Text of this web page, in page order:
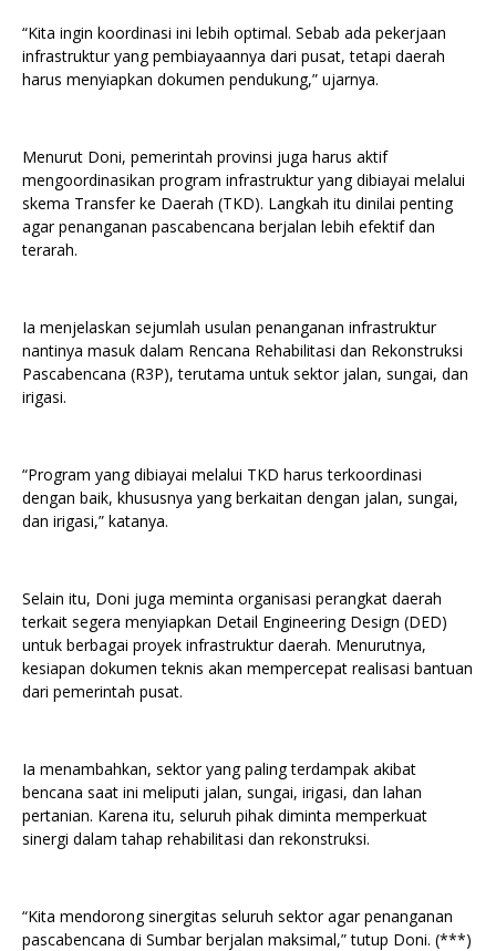
“Kita ingin koordinasi ini lebih optimal. Sebab ada pekerjaan
infrastruktur yang pembiayaannya dari pusat, tetapi daerah
harus menyiapkan dokumen pendukung,” ujarnya.
Menurut Doni, pemerintah provinsi juga harus aktif
mengoordinasikan program infrastruktur yang dibiayai melalui
skema Transfer ke Daerah (TKD). Langkah itu dinilai penting
agar penanganan pascabencana berjalan lebih efektif dan
terarah.
Ia menjelaskan sejumlah usulan penanganan infrastruktur
nantinya masuk dalam Rencana Rehabilitasi dan Rekonstruksi
Pascabencana (R3P), terutama untuk sektor jalan, sungai, dan
irigasi.
“Program yang dibiayai melalui TKD harus terkoordinasi
dengan baik, khususnya yang berkaitan dengan jalan, sungai,
dan irigasi,” katanya.
Selain itu, Doni juga meminta organisasi perangkat daerah
terkait segera menyiapkan Detail Engineering Design (DED)
untuk berbagai proyek infrastruktur daerah. Menurutnya,
kesiapan dokumen teknis akan mempercepat realisasi bantuan
dari pemerintah pusat.
Ia menambahkan, sektor yang paling terdampak akibat
bencana saat ini meliputi jalan, sungai, irigasi, dan lahan
pertanian. Karena itu, seluruh pihak diminta memperkuat
sinergi dalam tahap rehabilitasi dan rekonstruksi.
“Kita mendorong sinergitas seluruh sektor agar penanganan
pascabencana di Sumbar berjalan maksimal,” tutup Doni. (***)